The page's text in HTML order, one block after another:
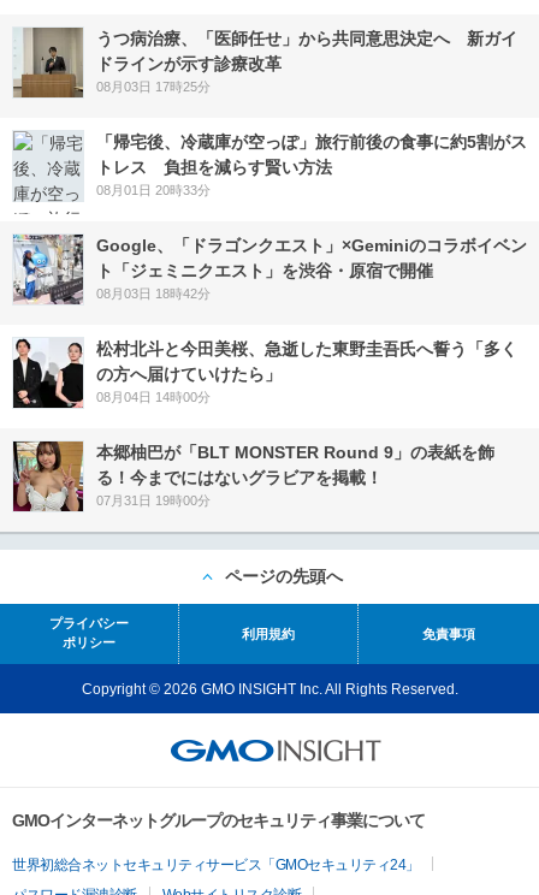
うつ病治療、「医師任せ」から共同意思決定へ 新ガイ
ドラインが示す診療改革
08月03日 17時25分
「帰宅後、冷蔵庫が空っぽ」旅行前後の食事に約5割がス
トレス 負担を減らす賢い方法
08月01日 20時33分
Google、「ドラゴンクエスト」×Geminiのコラボイベン
ト「ジェミニクエスト」を渋谷・原宿で開催
08月03日 18時42分
松村北斗と今田美桜、急逝した東野圭吾氏へ誓う「多く
の方へ届けていけたら」
08月04日 14時00分
本郷柚巴が「BLT MONSTER Round 9」の表紙を飾
る！今までにはないグラビアを掲載！
07月31日 19時00分
ページの先頭へ
プライバシー
ポリシー
利用規約 免責事項
Copyright © 2026 GMO INSIGHT Inc. All Rights Reserved.
GMOインターネットグループのセキュリティ事業について
世界初総合ネットセキュリティサービス「GMOセキュリティ24」